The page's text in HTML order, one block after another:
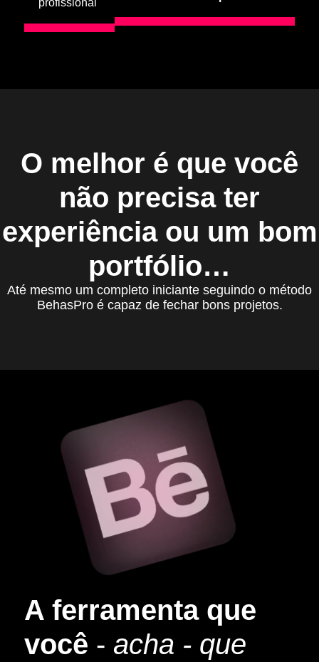
profissional
O melhor é que você
não precisa ter
experiência ou um bom
portfólio…
Até mesmo um completo iniciante seguindo o método
BehasPro é capaz de fechar bons projetos.
Prazer, Behance…
A ferramenta que
você - acha - que